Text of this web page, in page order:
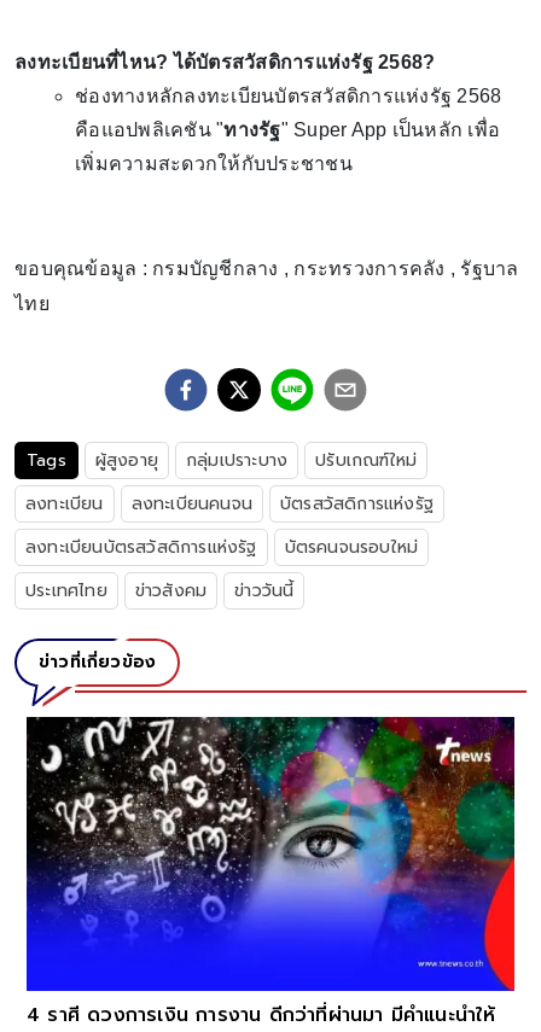
ลงทะเบียนที่ไหน? ได้บัตรสวัสดิการแห่งรัฐ 2568?
ช่องทางหลักลงทะเบียนบัตรสวัสดิการแห่งรัฐ 2568
คือแอปพลิเคชัน "ทางรัฐ" Super App เป็นหลัก เพื่อ
เพิ่มความสะดวกให้กับประชาชน
ขอบคุณข้อมูล : กรมบัญชีกลาง , กระทรวงการคลัง , รัฐบาล
ไทย
Tags ผู้สูงอายุ กลุ่มเปราะบาง
ปรับเกณฑ์ใหม่
ลงทะเบียน
ลงทะเบียนคนจน
บัตรสวัสดิการแห่งรัฐ
ลงทะเบียนบัตรสวัสดิการแห่งรัฐ
บัตรคนจนรอบใหม่
ประเทศไทย
ข่าวสังคม ข่าววันนี้
ข่าวที่เกี่ยวข้อง
4 ราศี ดวงการเงิน การงาน ดีกว่าที่ผ่านมา มีคำแนะนำให้